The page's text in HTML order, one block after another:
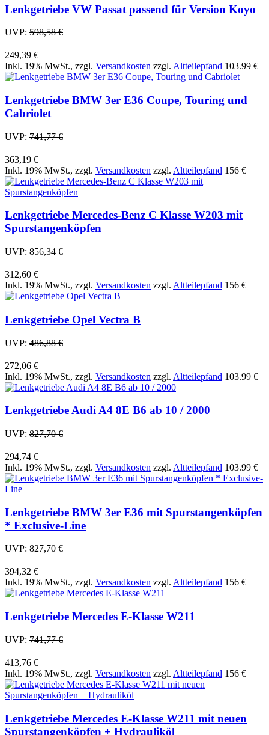
Lenkgetriebe VW Passat passend für Version Koyo
UVP: 598,58 €
249,39 €
Inkl. 19% MwSt., zzgl. Versandkosten zzgl. Altteilepfand 103.99 €
Lenkgetriebe BMW 3er E36 Coupe, Touring und
Cabriolet
UVP: 741,77 €
363,19 €
Inkl. 19% MwSt., zzgl. Versandkosten zzgl. Altteilepfand 156 €
Lenkgetriebe Mercedes-Benz C Klasse W203 mit
Spurstangenköpfen
UVP: 856,34 €
312,60 €
Inkl. 19% MwSt., zzgl. Versandkosten zzgl. Altteilepfand 156 €
Lenkgetriebe Opel Vectra B
UVP: 486,88 €
272,06 €
Inkl. 19% MwSt., zzgl. Versandkosten zzgl. Altteilepfand 103.99 €
Lenkgetriebe Audi A4 8E B6 ab 10 / 2000
UVP: 827,70 €
294,74 €
Inkl. 19% MwSt., zzgl. Versandkosten zzgl. Altteilepfand 103.99 €
Lenkgetriebe BMW 3er E36 mit Spurstangenköpfen
* Exclusive-Line
UVP: 827,70 €
394,32 €
Inkl. 19% MwSt., zzgl. Versandkosten zzgl. Altteilepfand 156 €
Lenkgetriebe Mercedes E-Klasse W211
UVP: 741,77 €
413,76 €
Inkl. 19% MwSt., zzgl. Versandkosten zzgl. Altteilepfand 156 €
Lenkgetriebe Mercedes E-Klasse W211 mit neuen
Spurstangenköpfen + Hydrauliköl